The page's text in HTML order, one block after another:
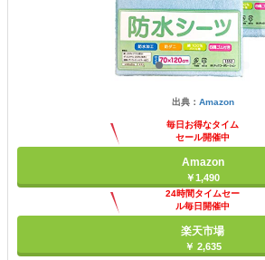
出典： Amazon
毎日お得なタイム
セール開催中
Amazon
￥1,490
24時間タイムセー
ル毎日開催中
楽天市場
￥ 2,635